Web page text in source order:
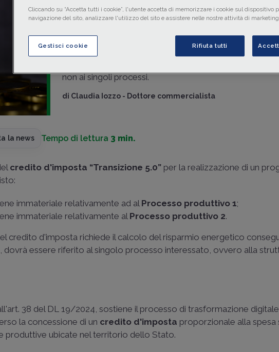
bonus spettante
non ai singoli processi.
di Claudia Iozzo - Dottore commercialista
la news Tempo di lettura 3 min.
credito d'imposta “Transizione 5.0” per la realizzazione di un
immateriale relativamente ad al Processo produttivo 1;
immateriale relativamente al Processo produttivo 2.
credito d'imposta richiede il calcolo del risparmio energetico
dovrà essere riferito al singolo processo interessato, ovvero alla
38 del DL 19/2024, sostiene il processo di trasformazione
la concessione di un credito d'imposta proporzionale alla spesa
produttive ubicate nel territorio dello Stato.
Cliccando su “Accetta tutti i cookie”, l'utente accetta di memorizzare i cookie sul dispositivo
navigazione del sito, analizzare l'utilizzo del sito e assistere nelle nostre attività di
Gestisci cookie Rifiuta tutti